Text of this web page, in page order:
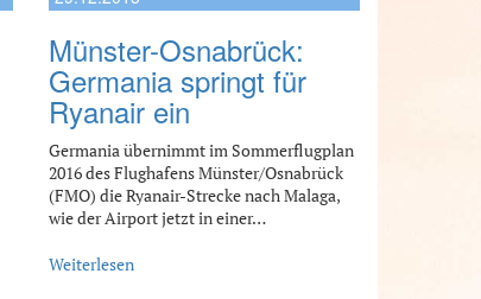
Münster-Osnabrück:
Germania springt für
Ryanair ein
Germania übernimmt im Sommerflugplan
2016 des Flughafens Münster/Osnabrück
(FMO) die Ryanair-Strecke nach Malaga,
wie der Airport jetzt in einer…
Weiterlesen